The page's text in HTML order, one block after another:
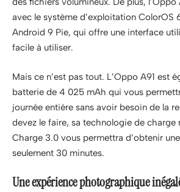
avec le système d’exploitation ColorOS
Android 9 Pie, qui offre une interface
facile à utiliser.
Mais ce n’est pas tout. L’Oppo A91 est
batterie de 4 025 mAh qui vous
journée entière sans avoir besoin de la
devez le faire, sa technologie de charge
Charge 3.0 vous permettra d’obtenir
seulement 30 minutes.
Une expérience photographique